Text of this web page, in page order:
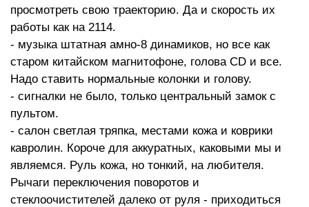
просмотреть свою траекторию. Да и скорость их
работы как на 2114.
- музыка штатная амно-8 динамиков, но все как
старом китайском магнитофоне, голова CD и все.
Надо ставить нормальные колонки и голову.
- сигналки не было, только центральный замок с
пультом.
- салон светлая тряпка, местами кожа и коврики
кавролин. Короче для аккуратных, каковыми мы и
являемся. Руль кожа, но тонкий, на любителя.
Рычаги переключения поворотов и
стеклоочистителей далеко от руля - приходиться